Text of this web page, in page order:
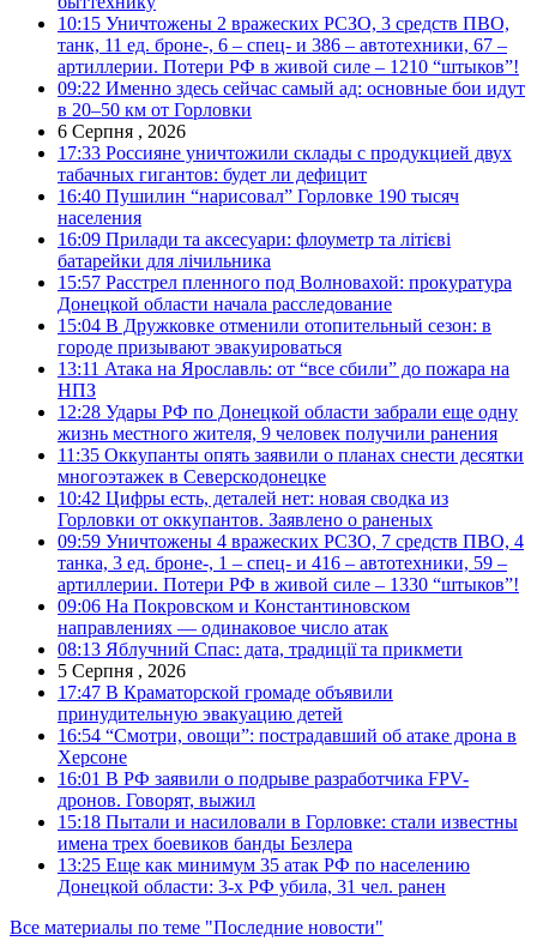
10:15 Уничтожены 2 вражеских РСЗО, 3 средств ПВО,
танк, 11 ед. броне-, 6 – спец- и 386 – автотехники, 67 –
артиллерии. Потери РФ в живой силе – 1210 “штыков”!
09:22 Именно здесь сейчас самый ад: основные бои идут
в 20–50 км от Горловки
6 Серпня , 2026
17:33 Россияне уничтожили склады с продукцией двух
табачных гигантов: будет ли дефицит
16:40 Пушилин “нарисовал” Горловке 190 тысяч
населения
16:09 Прилади та аксесуари: флоуметр та літієві
батарейки для лічильника
15:57 Расстрел пленного под Волновахой: прокуратура
Донецкой области начала расследование
15:04 В Дружковке отменили отопительный сезон: в
городе призывают эвакуироваться
13:11 Атака на Ярославль: от “все сбили” до пожара на
НПЗ
12:28 Удары РФ по Донецкой области забрали еще одну
жизнь местного жителя, 9 человек получили ранения
11:35 Оккупанты опять заявили о планах снести десятки
многоэтажек в Северскодонецке
10:42 Цифры есть, деталей нет: новая сводка из
Горловки от оккупантов. Заявлено о раненых
09:59 Уничтожены 4 вражеских РСЗО, 7 средств ПВО, 4
танка, 3 ед. броне-, 1 – спец- и 416 – автотехники, 59 –
артиллерии. Потери РФ в живой силе – 1330 “штыков”!
09:06 На Покровском и Константиновском
направлениях — одинаковое число атак
08:13 Яблучний Спас: дата, традиції та прикмети
5 Серпня , 2026
17:47 В Краматорской громаде объявили
принудительную эвакуацию детей
16:54 “Смотри, овощи”: пострадавший об атаке дрона в
Херсоне
16:01 В РФ заявили о подрыве разработчика FPV-
дронов. Говорят, выжил
15:18 Пытали и насиловали в Горловке: стали известны
имена трех боевиков банды Безлера
13:25 Еще как минимум 35 атак РФ по населению
Донецкой области: 3-х РФ убила, 31 чел. ранен
Все материалы по теме "Последние новости"